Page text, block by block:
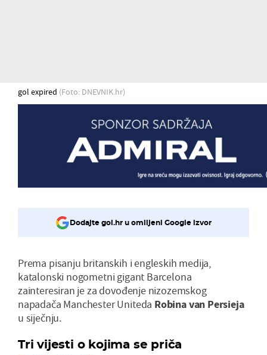
gol expired (Foto: DNEVNIK.hr)
Dodajte gol.hr u omiljeni Google izvor
Prema pisanju britanskih i engleskih medija,
katalonski nogometni gigant Barcelona
zainteresiran je za dovođenje nizozemskog
napadača Manchester Uniteda Robina van Persieja
u siječnju.
Tri vijesti o kojima se priča